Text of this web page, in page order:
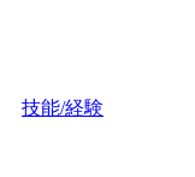
技能/経験